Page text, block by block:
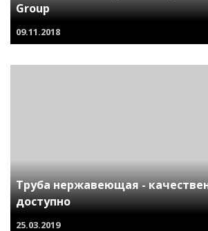
Group
09.11.2018
Труба нержавеющая -
доступно
25.03.2019